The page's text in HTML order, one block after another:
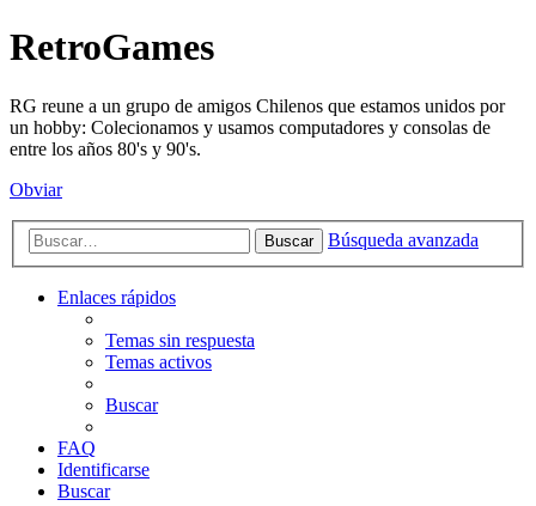
RetroGames
RG reune a un grupo de amigos Chilenos que estamos unidos por
un hobby: Colecionamos y usamos computadores y consolas de
entre los años 80's y 90's.
Obviar
Buscar Búsqueda avanzada
Enlaces rápidos
Temas sin respuesta
Temas activos
Buscar
FAQ
Identificarse
Buscar